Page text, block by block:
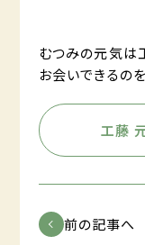
むつみの元気は
お会いできるの
工藤
前の記事へ